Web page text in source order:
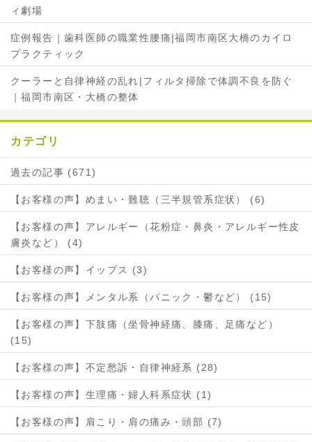
ィ劇場
症例報告｜歯科医師の職業性腰痛|福岡市南区大橋のカイロ
プラクティック
クーラーと自律神経の乱れ|フィルタ掃除で体調不良を防ぐ
｜福岡市南区・大橋の整体
カテゴリ
過去の記事 (671)
【お客様の声】めまい・難聴（三半規管系症状） (6)
【お客様の声】アレルギー（花粉症・鼻炎・アレルギー性皮
膚炎など） (4)
【お客様の声】イップス (3)
【お客様の声】メンタル系（パニック・鬱など） (15)
【お客様の声】下肢痛（坐骨神経痛、膝痛、足痛など）
(15)
【お客様の声】不定愁訴・自律神経系 (28)
【お客様の声】生理痛・婦人科系症状 (1)
【お客様の声】肩こり・肩の痛み・頭部 (7)